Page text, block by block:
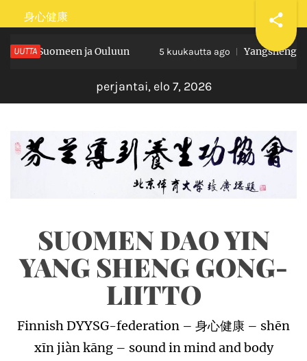
to
content
身心健康
UUTTA
Suomeen ja Ouluun 5 kuukautta ago Yangsheng taiji
perjantai, elo 7, 2026
SUOMEN DAO YIN
YANG SHENG GONG-
LIITTO
Finnish DYYSG-federation – 身心健康 – shēn
xīn jiàn kāng – sound in mind and body